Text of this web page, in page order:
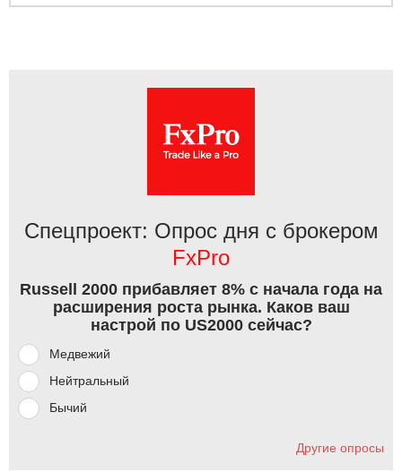
Спецпроект: Опрос дня с брокером
FxPro
Russell 2000 прибавляет 8% с начала года на
расширения роста рынка. Каков ваш
настрой по US2000 сейчас?
Медвежий
Нейтральный
Бычий
Другие опросы